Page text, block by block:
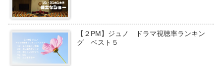
【２PM】ジュノ ドラマ視聴率ランキン
グ ベスト５